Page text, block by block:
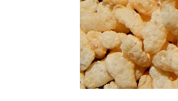
Ricette
Ricette
Video
Ricette